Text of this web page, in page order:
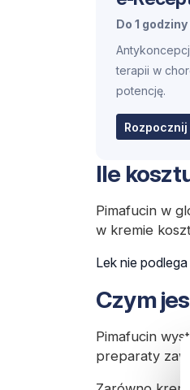
Do 1
terapii w
potencję.
Ile
Pimafucin w
w kremie
Lek nie
Czym
Pimafucin
preparaty